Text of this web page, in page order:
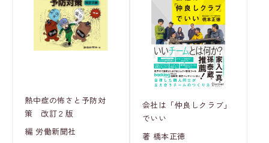
熱中症の怖さと予防対
策 改訂２版
編 労働新聞社
会社は「仲良しクラブ」
でいい
著 橋本正徳